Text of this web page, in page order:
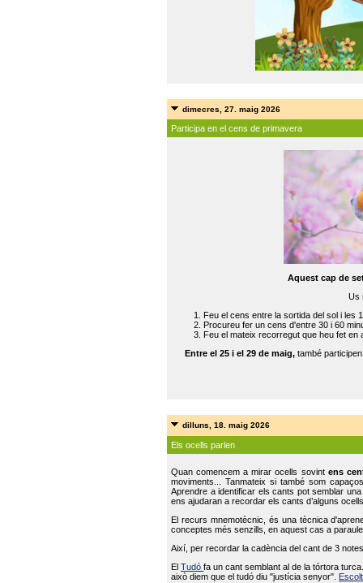
dimecres, 27. maig 2026
Participa en el cens de primavera
Aquest cap de
Us
Feu el cens entre la sortida del sol i les
Procureu fer un cens d'entre 30 i 60
Feu el mateix recorregut que heu fet en
Entre el 25 i el 29 de maig, també
dilluns, 18. maig 2026
Els ocells parlen
Quan comencem a mirar ocells sovint ens
moviments... Tanmateix si també som
Aprendre a identificar els cants pot semblar
ens ajudaran a recordar els cants d’alguns
El recurs mnemotècnic, és una tècnica
conceptes més senzills, en aquest cas a
Així, per recordar la cadència del cant de 3
ElTudófa un cant semblant al de la tórtora
això diem que el tudó diu "justícia senyor".